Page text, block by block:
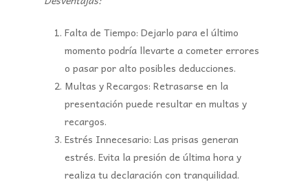
Falta de Tiempo: Dejarlo para el último
momento podría llevarte a cometer errores
o pasar por alto posibles deducciones.
Multas y Recargos: Retrasarse en la
presentación puede resultar en multas y
recargos.
Estrés Innecesario: Las prisas generan
estrés. Evita la presión de última hora y
realiza tu declaración con tranquilidad.